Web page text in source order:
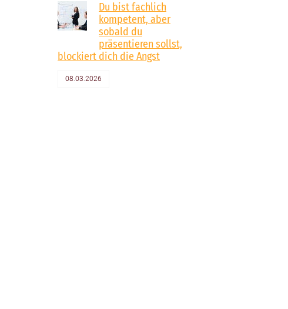
Du bist fachlich
kompetent, aber
sobald du
präsentieren sollst,
blockiert dich die Angst
08.03.2026